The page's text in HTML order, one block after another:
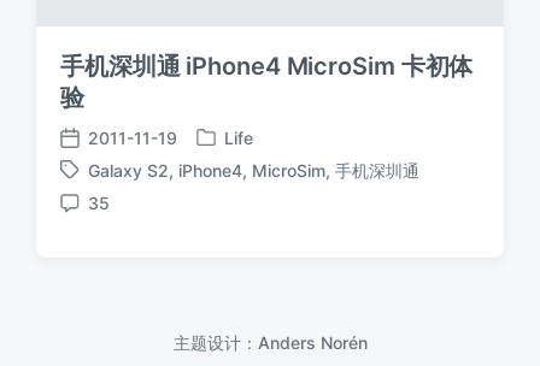
手机深圳通 iPhone4 MicroSim 卡初体
验
发
布
日
2011-11-19
发
布
Life
标
签
Galaxy S2, iPhone4, MicroSim, 手机深圳通
评
35
主题设计： Anders Norén